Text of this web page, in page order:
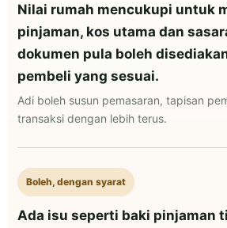
Nilai rumah mencukupi untuk
pinjaman, kos utama dan
dokumen pula boleh
pembeli yang sesuai.
Adi boleh susun pemasaran, tapisan
transaksi dengan lebih terus.
Boleh, dengan syarat
Ada isu seperti baki pinjaman